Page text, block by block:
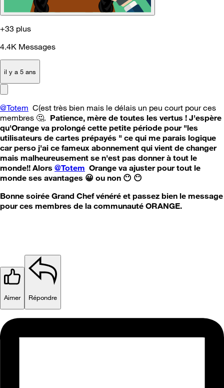
+33 plus
4.4K Messages
il y a 5 ans
@Totem C(est très bien mais le délais un peu court pour ces
membres 🤔. Patience, mère de toutes les vertus ! J'espère
qu'Orange va prolongé cette petite période pour "les
utilisateurs de cartes prépayés " ce qui me parais logique
car perso j'ai ce fameux abonnement qui vient de changer
mais malheureusement se n'est pas donner à tout le
monde!! Alors @Totem Orange va ajuster pour tout le
monde ses avantages 😀 ou non 😶 😶
Bonne soirée Grand Chef vénéré et passez bien le message
pour ces membres de la communauté ORANGE.
Aimer Répondre